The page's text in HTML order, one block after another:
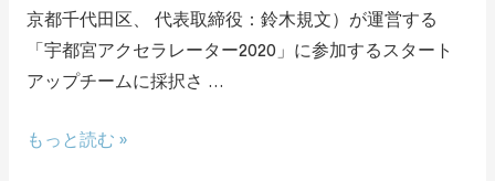
京都千代田区、 代表取締役：鈴木規文）が運営する
「宇都宮アクセラレーター2020」に参加するスタート
アップチームに採択さ …
もっと読む »